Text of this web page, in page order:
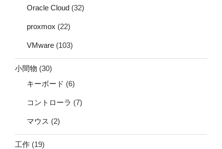
Oracle Cloud (32)
proxmox (22)
VMware (103)
小間物 (30)
キーボード (6)
コントローラ (7)
マウス (2)
工作 (19)